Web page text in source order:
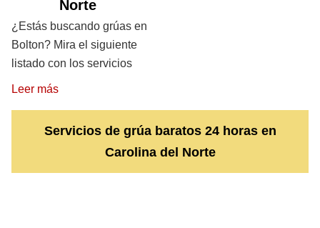
Norte
¿Estás buscando grúas en
Bolton? Mira el siguiente
listado con los servicios
Leer más
Servicios de grúa baratos 24 horas en
Carolina del Norte